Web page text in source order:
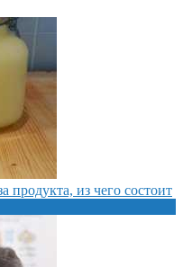
продукта, из чего состоит